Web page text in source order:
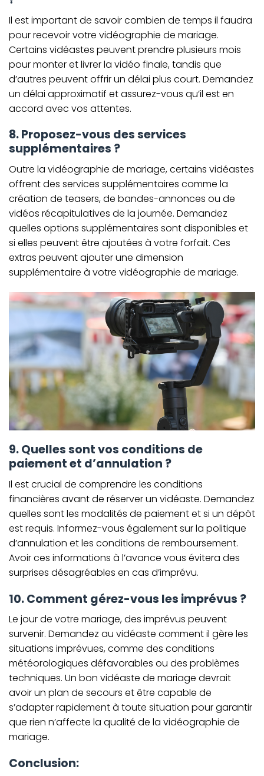
Il est important de savoir combien de temps il faudra
pour recevoir votre vidéographie de mariage.
Certains vidéastes peuvent prendre plusieurs mois
pour monter et livrer la vidéo finale, tandis que
d’autres peuvent offrir un délai plus court. Demandez
un délai approximatif et assurez-vous qu’il est en
accord avec vos attentes.
8. Proposez-vous des services
supplémentaires ?
Outre la vidéographie de mariage, certains vidéastes
offrent des services supplémentaires comme la
création de teasers, de bandes-annonces ou de
vidéos récapitulatives de la journée. Demandez
quelles options supplémentaires sont disponibles et
si elles peuvent être ajoutées à votre forfait. Ces
extras peuvent ajouter une dimension
supplémentaire à votre vidéographie de mariage.
9. Quelles sont vos conditions de
paiement et d’annulation ?
Il est crucial de comprendre les conditions
financières avant de réserver un vidéaste. Demandez
quelles sont les modalités de paiement et si un dépôt
est requis. Informez-vous également sur la politique
d’annulation et les conditions de remboursement.
Avoir ces informations à l’avance vous évitera des
surprises désagréables en cas d’imprévu.
10. Comment gérez-vous les imprévus ?
Le jour de votre mariage, des imprévus peuvent
survenir. Demandez au vidéaste comment il gère les
situations imprévues, comme des conditions
météorologiques défavorables ou des problèmes
techniques. Un bon vidéaste de mariage devrait
avoir un plan de secours et être capable de
s’adapter rapidement à toute situation pour garantir
que rien n’affecte la qualité de la vidéographie de
mariage.
Conclusion: